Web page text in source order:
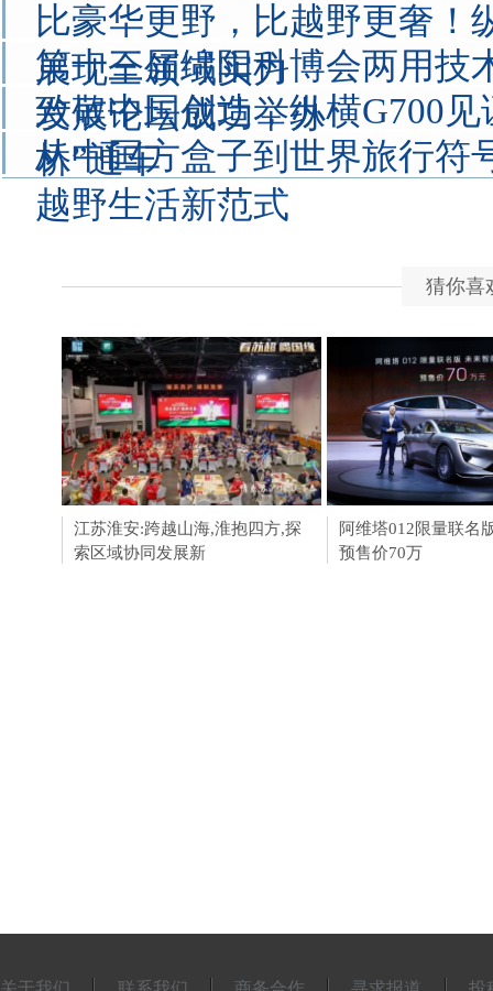
比豪华更野，比越野更奢！
展现全领域实力
第十三届绵阳科博会两用技
发展论坛成功举办
致敬中国创造，纵横G700
桥”通车
从中国方盒子到世界旅行符
越野生活新范式
猜你喜
江苏淮安:跨越山海,淮抱四方,探
索区域协同发展新
淮安成功举办第四届
会211个签约项目 总
阿维塔012限量联名
预售价70万